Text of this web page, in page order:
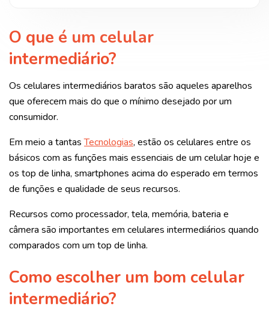
O que é um celular
intermediário?
Os celulares intermediários baratos são aqueles aparelhos
que oferecem mais do que o mínimo desejado por um
consumidor.
Em meio a tantasTecnologias, estão os celulares entre os
básicos com as funções mais essenciais de um celular hoje e
os top de linha, smartphones acima do esperado em termos
de funções e qualidade de seus recursos.
Recursos como processador, tela, memória, bateria e
câmera são importantes em celulares intermediários quando
comparados com um top de linha.
Como escolher um bom celular
intermediário?